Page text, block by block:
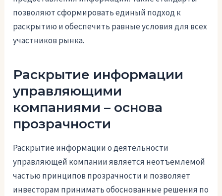
позволяют сформировать единый подход к
раскрытию и обеспечить равные условия для всех
участников рынка.
Раскрытие информации
управляющими
компаниями – основа
прозрачности
Раскрытие информации о деятельности
управляющей компании является неотъемлемой
частью принципов прозрачности и позволяет
инвесторам принимать обоснованные решения по